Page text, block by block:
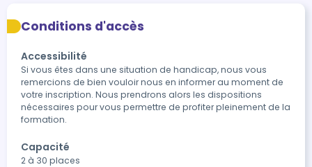
Conditions d'accès
Accessibilité
Si vous êtes dans une situation de handicap, nous vous
remercions de bien vouloir nous en informer au moment de
votre inscription. Nous prendrons alors les dispositions
nécessaires pour vous permettre de profiter pleinement de la
formation.
Capacité
2 à 30 places